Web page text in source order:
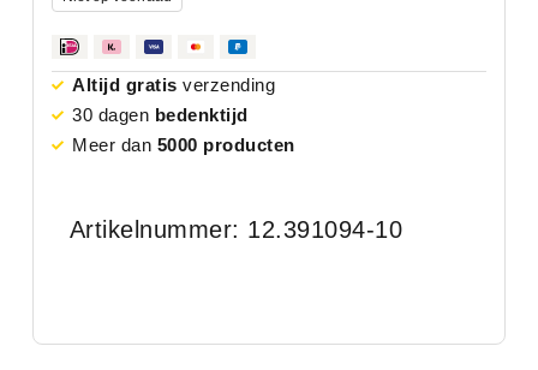
Altijd gratis verzending
30 dagen bedenktijd
Meer dan 5000 producten
Artikelnummer: 12.391094-10